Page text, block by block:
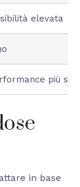
elevata
più
in base